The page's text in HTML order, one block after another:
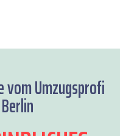
vom Umzugsprofi